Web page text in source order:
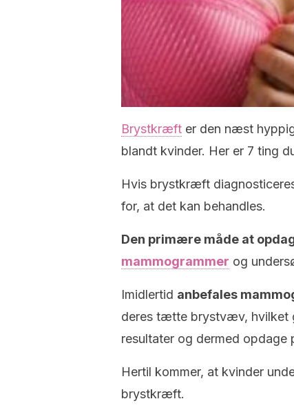
Brystkræft er den næst
blandt kvinder. Her er 7 ting
Hvis brystkræft
for, at det kan behandles.
Den primære måde at
mammogrammer og
Imidlertid anbefales
deres tætte brystvæv, hvilket
resultater og dermed opdage
Hertil kommer, at kvinder
brystkræft.